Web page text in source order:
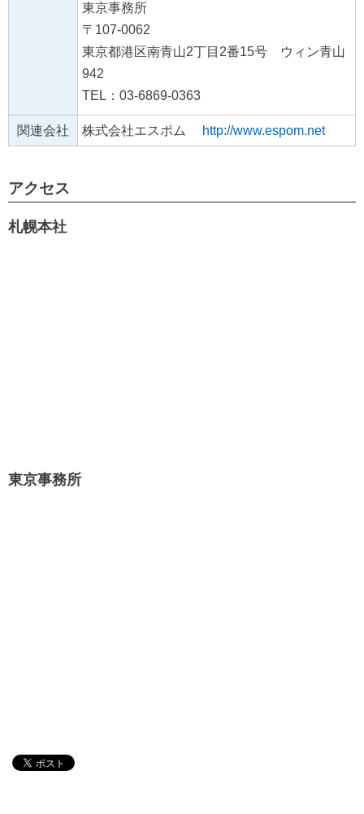
東京事務所
〒107-0062
東京都港区南青山2丁目2番15号 ウィン青山
942
TEL：03-6869-0363
関連会社 株式会社エスポム http://www.espom.net
アクセス
札幌本社
東京事務所